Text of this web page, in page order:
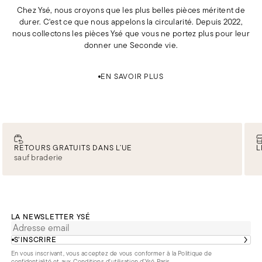
Chez Ysé, nous croyons que les plus belles pièces méritent de
durer. C'est ce que nous appelons la circularité. Depuis 2022,
nous collectons les pièces Ysé que vous ne portez plus pour leur
donner une Seconde vie.
EN SAVOIR PLUS
RETOURS GRATUITS DANS L’UE
sauf braderie
LA NEWSLETTER YSÉ
S’INSCRIRE
En vous inscrivant, vous acceptez de vous conformer à la Politique de